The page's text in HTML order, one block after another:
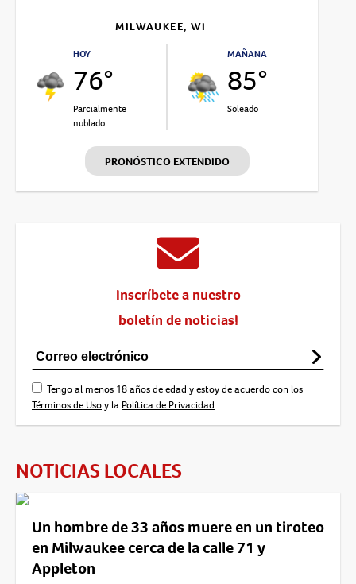
MILWAUKEE, WI
HOY
76°
Parcialmente
nublado
MAÑANA
85°
Soleado
PRONÓSTICO EXTENDIDO
Inscríbete a nuestro
boletín de noticias!
Tengo al menos 18 años de edad y estoy de acuerdo con los
Términos de Usoy la Política de Privacidad
NOTICIAS LOCALES
Un hombre de 33 años muere en un tiroteo
en Milwaukee cerca de la calle 71 y
Appleton